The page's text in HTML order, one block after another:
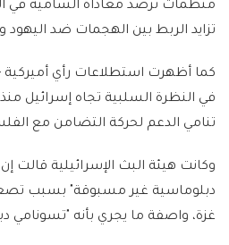
منظمات ترصد معاداة السامية في
تزايد الربط بين الهجمات ضد اليهود
كما أظهرت استطلاعات رأي
في النظرة السلبية تجاه إسرائيل
تنامي الدعم لحركة التضامن مع
وكانت هيئة البث الإسرائيلية قالت
دبلوماسية غير مسبوقة" بسبب
غزة، واصفة ما يجري بأنه "تسونامي